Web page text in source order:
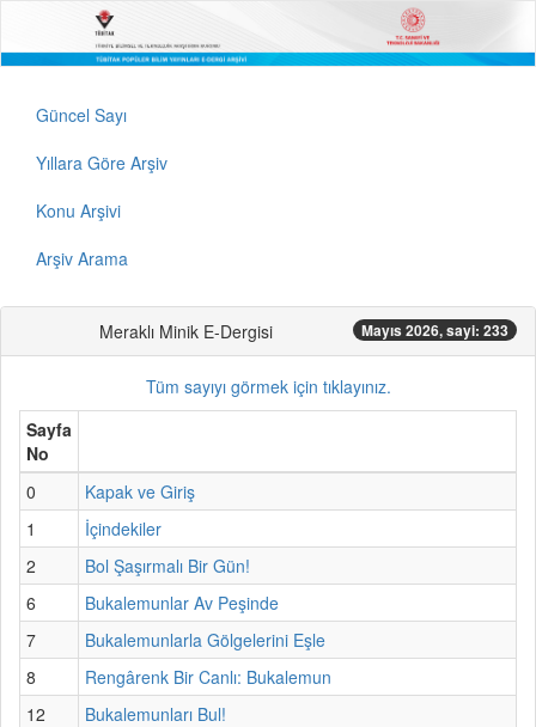
Güncel Sayı
Yıllara Göre Arşiv
Konu Arşivi
Arşiv Arama
Meraklı Minik E-Dergisi Mayıs 2026, sayi: 233
Tüm sayıyı görmek için tıklayınız.
Sayfa
No
0
Kapak ve Giriş
1
İçindekiler
2
Bol Şaşırmalı Bir Gün!
6
Bukalemunlar Av Peşinde
7
Bukalemunlarla Gölgelerini Eşle
8
Rengârenk Bir Canlı: Bukalemun
12
Bukalemunları Bul!